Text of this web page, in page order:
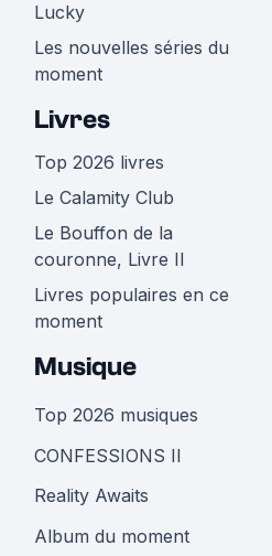
Lucky
Les nouvelles séries du
moment
Livres
Top 2026 livres
Le Calamity Club
Le Bouffon de la
couronne, Livre II
Livres populaires en ce
moment
Musique
Top 2026 musiques
CONFESSIONS II
Reality Awaits
Album du moment